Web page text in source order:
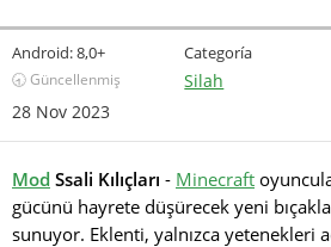
Android:8,0+
🕣 Güncellenmiş
28 Nov 2023
Categoría
Silah
Mod Ssali Kılıçları - Minecraft
gücünü hayrete düşürecek yeni
sunuyor. Eklenti, yalnızca yetenekleri